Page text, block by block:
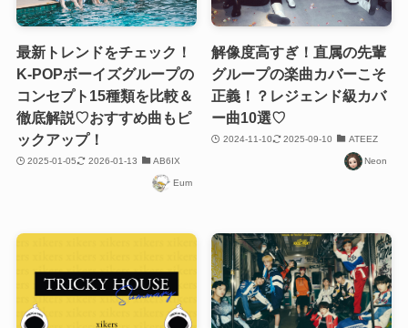
最新トレンドをチェック！
K-POPボーイズグループの
コンセプト15種類を比較＆
徹底解説♡おすすめ曲もピ
ックアップ！
2025-01-05 2026-01-13 AB6IX
Eum
解像度高すぎ！直属の先輩
グループの楽曲カバーこそ
正義！？レジェンド級カバ
ー曲10選♡
2024-11-10 2025-09-10 ATEEZ
Neon